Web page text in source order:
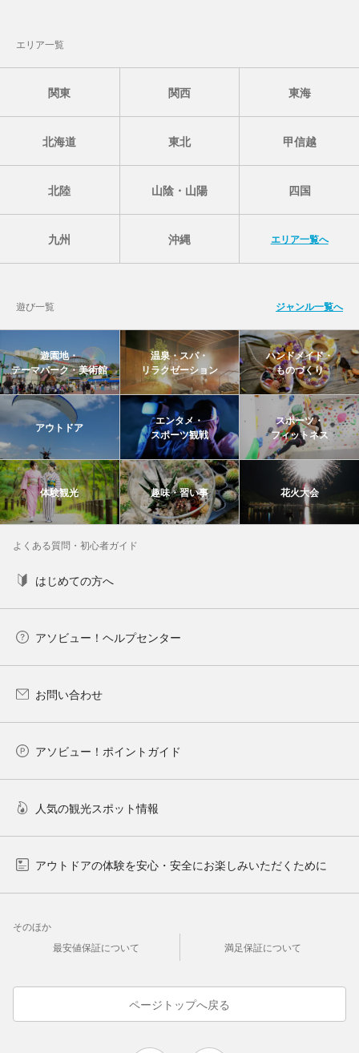
エリア一覧
関東 関西 東海
北海道 東北 甲信越
北陸 山陰・山陽 四国
九州 沖縄 エリア一覧へ
遊び一覧 ジャンル一覧へ
遊園地・
テーマパーク・美術館
温泉・スパ・
リラクゼーション
ハンドメイド・
ものづくり
アウトドア
エンタメ・
スポーツ観戦
スポーツ・
フィットネス
体験観光 趣味・習い事 花火大会
よくある質問・初心者ガイド
はじめての方へ
アソビュー！ヘルプセンター
お問い合わせ
アソビュー！ポイントガイド
人気の観光スポット情報
アウトドアの体験を安心・安全にお楽しみいただくために
そのほか
最安値保証について
満足保証について
ページトップへ戻る